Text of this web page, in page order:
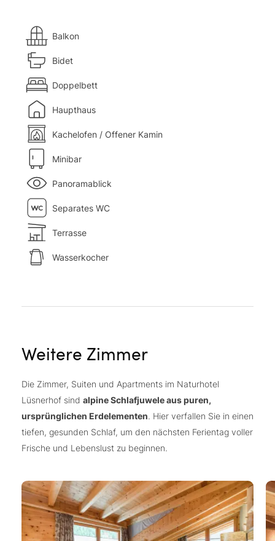
Balkon
Bidet
Doppelbett
Haupthaus
Kachelofen / Offener Kamin
Minibar
Panoramablick
Separates WC
Terrasse
Wasserkocher
Weitere Zimmer
Die Zimmer, Suiten und Apartments im Naturhotel
Lüsnerhof sind alpine Schlafjuwele aus puren,
ursprünglichen Erdelementen. Hier verfallen Sie in einen
tiefen, gesunden Schlaf, um den nächsten Ferientag voller
Frische und Lebenslust zu beginnen.